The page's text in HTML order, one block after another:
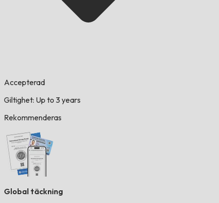
Accepterad
Giltighet: Up to 3 years
Rekommenderas
Global täckning